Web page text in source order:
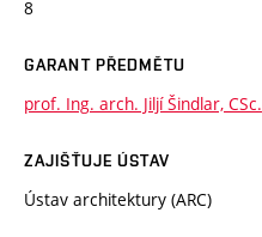
8
GARANT PŘEDMĚTU
prof. Ing. arch. Jiljí Šindlar, CSc.
ZAJIŠŤUJE ÚSTAV
Ústav architektury (ARC)